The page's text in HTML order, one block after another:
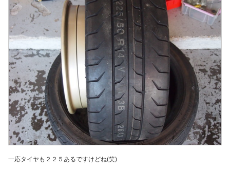
一応タイヤも２２５あるですけどね(笑)